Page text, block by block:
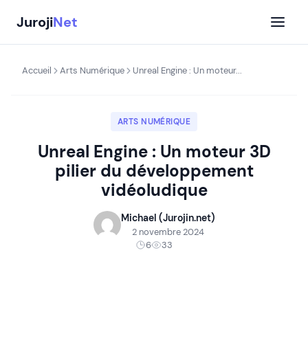
contenu
JurojiNet
Accueil Arts Numérique Unreal Engine : Un moteur...
ARTS NUMÉRIQUE
Unreal Engine : Un moteur 3D
pilier du développement
vidéoludique
Michael (Jurojin.net)
2 novembre 2024
6
33